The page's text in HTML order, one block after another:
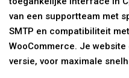
van een supportteam met
SMTP en compatibiliteit
WooCommerce. Je
versie, voor maximale